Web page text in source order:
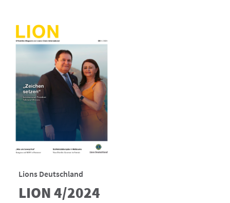
Lions Deutschland
LION 4/2024